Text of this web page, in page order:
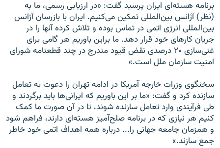
برنامه‌ هسته‌ای ایران پرسید گفت: «در ارزیابی رسمی، ما به
(نظر) آژانس بین‌المللی تمکین می‌کنیم. ایران با بازرسان آژانس
بین‌المللی انرژی اتمی در تماس بوده و تلاش کرده آنها را در
جریان کارهای خود قرار دهد. ما براین باوریم هر گامی برای
غنی‌سازی ۲۰ درصدی نقض قیود مندرج در چند قطعنامه شورای
امنیت سازمان ملل است.»
سخنگوی وزرات خارجه آمریکا در ادامه تهران را دعوت به تعامل
سازنده کرد و گفت: «ما بر این باوریم که ایرانی‌ها باید برگردند و
طی فرآیندی وارد تعامل سازنده شوند، تا در آن صورت ما کمک
کنیم هر نیازی که در برنامه صلح‌آمیز هسته‌ای دارند، فراهم شود
و همزمان جامعه جهانی را... درباره همه اهداف اتمی خود خاطر
جمع سازند.»